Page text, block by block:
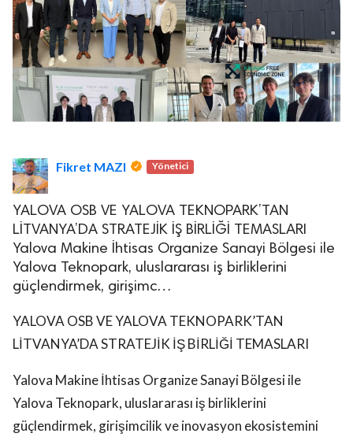
Fikret MAZI Yönetici
YALOVA OSB VE YALOVA TEKNOPARK’TAN
LİTVANYA’DA STRATEJİK İŞ BİRLİĞİ TEMASLARI
Yalova Makine İhtisas Organize Sanayi Bölgesi ile
Yalova Teknopark, uluslararası iş birliklerini
güçlendirmek, girişimc…
YALOVA OSB VE YALOVA TEKNOPARK’TAN
LİTVANYA’DA STRATEJİK İŞ BİRLİĞİ TEMASLARI
Yalova Makine İhtisas Organize Sanayi Bölgesi ile
Yalova Teknopark, uluslararası iş birliklerini
güçlendirmek, girişimcilik ve inovasyon ekosistemini